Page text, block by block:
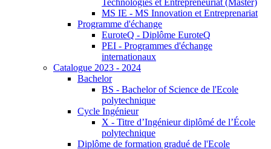
Technologies et Entrepreneuriat (Master)
MS IE - MS Innovation et Entreprenariat
Programme d'échange
EuroteQ - Diplôme EuroteQ
PEI - Programmes d'échange
internationaux
Catalogue 2023 - 2024
Bachelor
BS - Bachelor of Science de l'Ecole
polytechnique
Cycle Ingénieur
X - Titre d’Ingénieur diplômé de l’École
polytechnique
Diplôme de formation gradué de l'Ecole